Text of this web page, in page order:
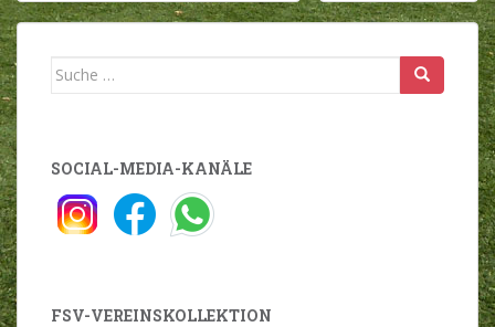
Suche
SOCIAL-MEDIA-KANÄLE
FSV-VEREINSKOLLEKTION